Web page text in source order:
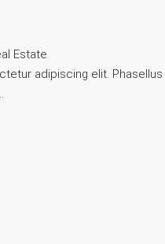
Estate
adipiscing elit. Phasellus